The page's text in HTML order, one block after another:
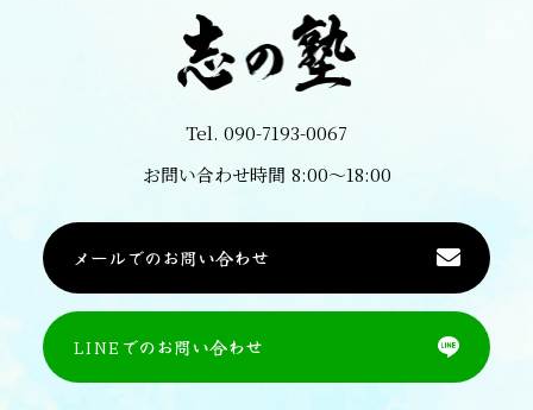
Tel. 090-7193-0067
お問い合わせ時間 8:00〜18:00
メールでのお問い合わせ
LINEでのお問い合わせ